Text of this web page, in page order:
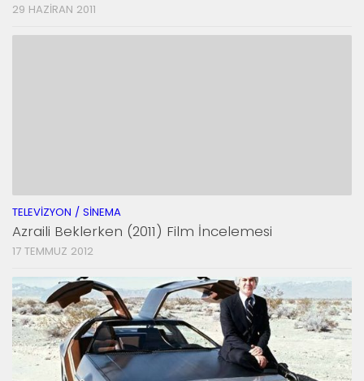
29 HAZIRAN 2011
TELEVIZYON / SINEMA
Azraili Beklerken (2011) Film İncelemesi
17 TEMMUZ 2012